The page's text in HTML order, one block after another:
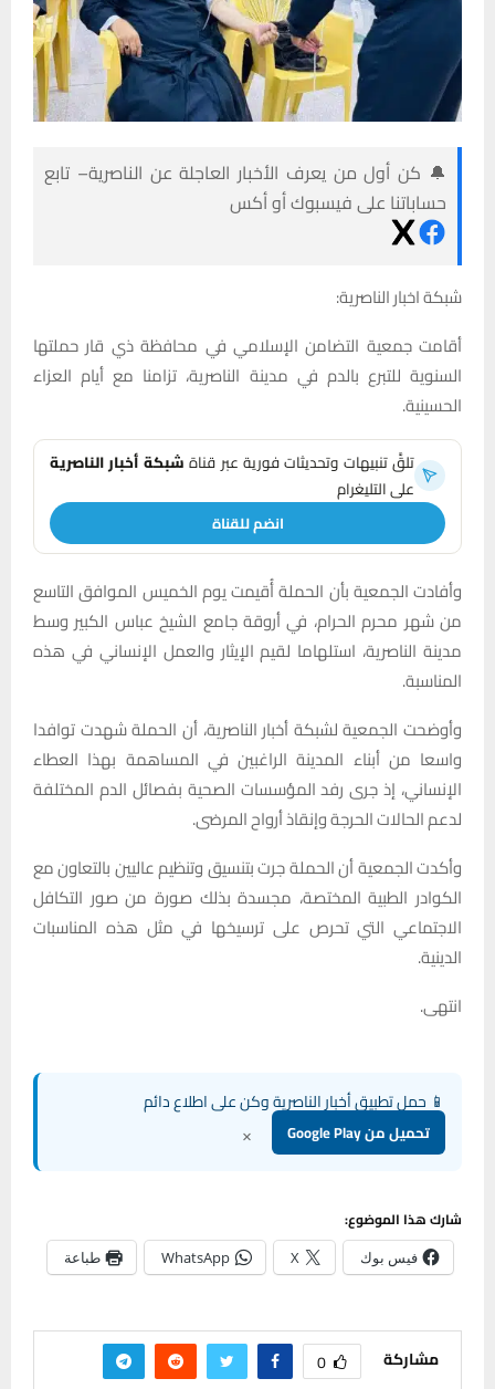
🔔 كن أول من يعرف الأخبار العاجلة عن الناصرية– تابع
حساباتنا على فيسبوك أو أكس
شبكة اخبار الناصرية:
أقامت جمعية التضامن الإسلامي في محافظة ذي قار حملتها
السنوية للتبرع بالدم في مدينة الناصرية، تزامنا مع أيام العزاء
الحسينية.
تلقَّ تنبيهات وتحديثات فورية عبر قناةشبكة أخبار الناصرية
على التليغرام
انضم للقناة
وأفادت الجمعية بأن الحملة أُقيمت يوم الخميس الموافق التاسع
من شهر محرم الحرام، في أروقة جامع الشيخ عباس الكبير وسط
مدينة الناصرية، استلهاما لقيم الإيثار والعمل الإنساني في هذه
المناسبة.
وأوضحت الجمعية لشبكة أخبار الناصرية، أن الحملة شهدت توافدا
واسعا من أبناء المدينة الراغبين في المساهمة بهذا العطاء
الإنساني، إذ جرى رفد المؤسسات الصحية بفصائل الدم المختلفة
لدعم الحالات الحرجة وإنقاذ أرواح المرضى.
وأكدت الجمعية أن الحملة جرت بتنسيق وتنظيم عاليين بالتعاون مع
الكوادر الطبية المختصة، مجسدة بذلك صورة من صور التكافل
الاجتماعي التي تحرص على ترسيخها في مثل هذه المناسبات
الدينية.
انتهى.
📱 حمل تطبيق أخبار الناصرية وكن على اطلاع دائم
تحميل من Google Play ×
شارك هذا الموضوع:
فيس بوك X
WhatsApp طباعة
مشاركة 0